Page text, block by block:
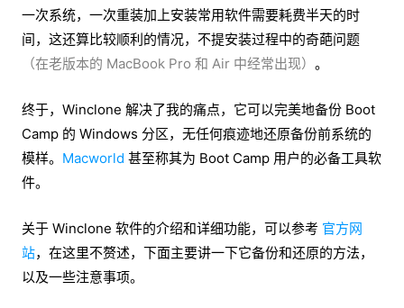
一次系统，一次重装加上安装常用软件需要耗费半天的时
间，这还算比较顺利的情况，不提安装过程中的奇葩问题
（在老版本的 MacBook Pro 和 Air 中经常出现） 。
终于，Winclone 解决了我的痛点，它可以完美地备份 Boot
Camp 的 Windows 分区，无任何痕迹地还原备份前系统的
模样。 Macworld 甚至称其为 Boot Camp 用户的必备工具软
件。
关于 Winclone 软件的介绍和详细功能，可以参考 官方网
站，在这里不赘述，下面主要讲一下它备份和还原的方法，
以及一些注意事项。